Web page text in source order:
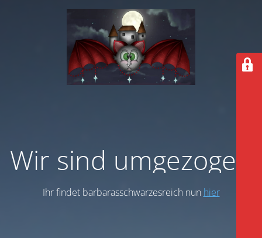
Wir sind umgezogen
Ihr findet barbarasschwarzesreich nun hier